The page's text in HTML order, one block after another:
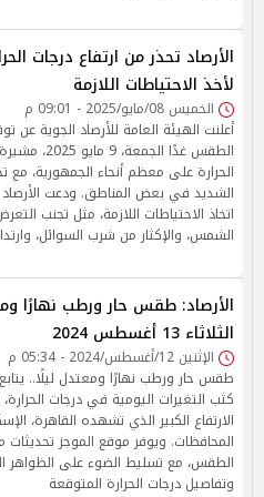
الأرصاد تحذر من ارتفاع درجات
لأخذ الاحتياطات اللازمة
الخميس 08/مايو/2025 - 09:01 م
أعلنت الهيئة العامة للأرصاد الجوية عن
الطقس غدًا
الحرارة على معظم أنحاء الجمهورية، مع
الشديد في بعض المناطق. ودعت الأرصاد
اتخاذ الاحتياطات اللازمة، مثل تجنب
الشمس، والإكثار من شرب السوائل،
الأرصاد: طقس حار ورطب نهارًا
الثلاثاء 13 أغسطس 2024
الإثنين 12/أغسطس/2024 - 05:34 م
طقس حار ورطب نهارًا ومعتدل ليلًا..
كثب التغيرات اليومية في درجات
الارتفاع الكبير الذي تشهده القاهرة،
المحافظات. ويوفر موقع الموجز تحديثات
الطقس، مع تسليط الضوء على الظواهر
وتفاصيل درجات الحرارة المتوقعة